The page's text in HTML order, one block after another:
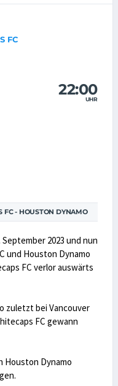
FC
22:00
UHR
FC - HOUSTON DYNAMO
2023 und nun
und Houston Dynamo
FC verlor auswärts
zuletzt bei Vancouver
FC gewann
Houston Dynamo